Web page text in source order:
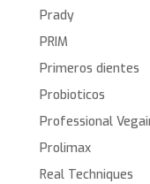
Prady
PRIM
Primeros dientes
Probioticos
Professional
Prolimax
Real Techniques